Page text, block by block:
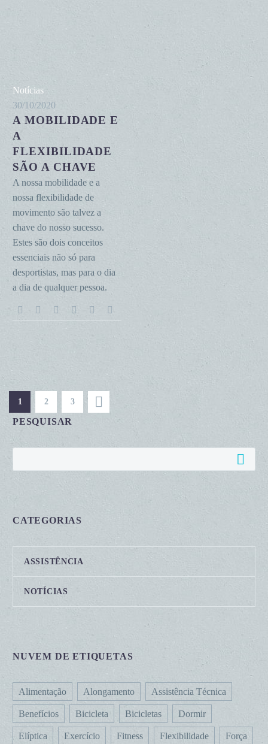
A
mobilidade
e
a
flexibilidade
são
a
chave
Notícias
30/10/2020
A MOBILIDADE E
A
FLEXIBILIDADE
SÃO A CHAVE
A nossa mobilidade e a
nossa flexibilidade de
movimento são talvez a
chave do nosso sucesso.
Estes são dois conceitos
essenciais não só para
desportistas, mas para o dia
a dia de qualquer pessoa.
1 2 3
PESQUISAR
CATEGORIAS
ASSISTÊNCIA
NOTÍCIAS
NUVEM DE ETIQUETAS
Alimentação Alongamento Assistência Técnica
Benefícios Bicicleta Bicicletas Dormir
Elíptica Exercício Fitness Flexibilidade Força